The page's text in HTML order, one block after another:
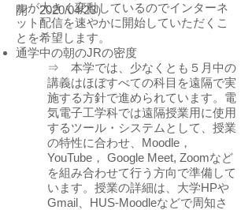
開 2020/04/23）
ルが大きく変動しているのでインターネ
ット配信を速やかに開始していただくこ
とを希望します。
通学中の朝のJRの密度
⇒ 本学では、少なくとも５月中の
講義はほぼすべての科目を遠隔で実
施する方針で進められています。電
気電子工学科では遠隔授業用に使用
するツール・システムとして、授業
の特性に合わせ、Moodle，
YouTube， Google Meet, Zoomなど
を組み合わせて行う方向で準備して
います。授業の詳細は、大学HPや
Gmail、HUS-Moodleなどで周知さ